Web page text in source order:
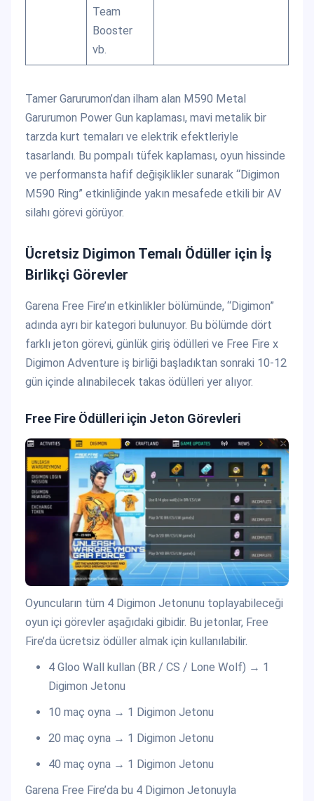
Team
Booster
vb.
Tamer Garurumon’dan ilham alan M590 Metal
Garurumon Power Gun kaplaması, mavi metalik bir
tarzda kurt temaları ve elektrik efektleriyle
tasarlandı. Bu pompalı tüfek kaplaması, oyun hissinde
ve performansta hafif değişiklikler sunarak “Digimon
M590 Ring” etkinliğinde yakın mesafede etkili bir AV
silahı görevi görüyor.
Ücretsiz Digimon Temalı Ödüller için İş
Birlikçi Görevler
Garena Free Fire’ın etkinlikler bölümünde, “Digimon”
adında ayrı bir kategori bulunuyor. Bu bölümde dört
farklı jeton görevi, günlük giriş ödülleri ve Free Fire x
Digimon Adventure iş birliği başladıktan sonraki 10-12
gün içinde alınabilecek takas ödülleri yer alıyor.
Free Fire Ödülleri için Jeton Görevleri
Oyuncuların tüm 4 Digimon Jetonunu toplayabileceği
oyun içi görevler aşağıdaki gibidir. Bu jetonlar, Free
Fire’da ücretsiz ödüller almak için kullanılabilir.
4 Gloo Wall kullan (BR / CS / Lone Wolf) → 1
Digimon Jetonu
10 maç oyna → 1 Digimon Jetonu
20 maç oyna → 1 Digimon Jetonu
40 maç oyna → 1 Digimon Jetonu
Garena Free Fire’da bu 4 Digimon Jetonuyla